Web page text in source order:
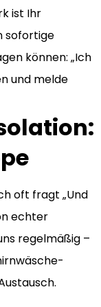
ist Ihr
sofortige
können: „Ich
und melde
oft fragt „Und
echter
regelmäßig –